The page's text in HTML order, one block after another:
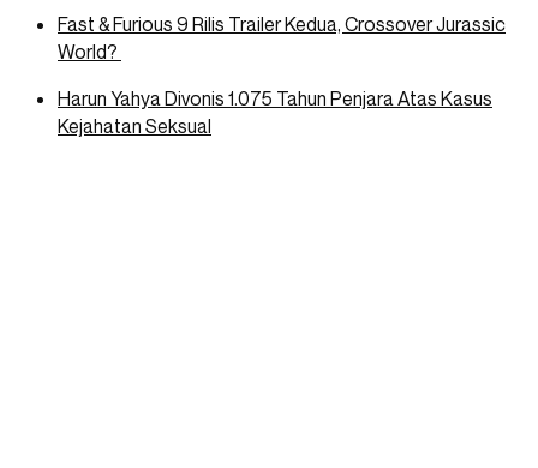
Fast & Furious 9 Rilis Trailer Kedua, Crossover Jurassic
World?
Harun Yahya Divonis 1.075 Tahun Penjara Atas Kasus
Kejahatan Seksual